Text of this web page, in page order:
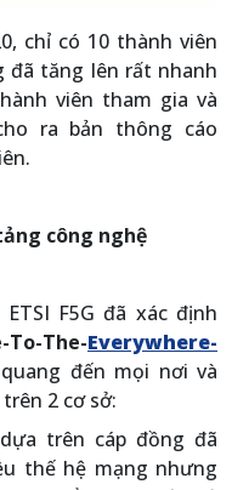
chỉ có 10 thành viên
đã tăng lên rất nhanh
viên tham gia và
ra bản thông cáo
công nghệ
F5G đã xác định
To-The-Everywhere-
quang đến mọi nơi và
2 cơ sở:
trên cáp đồng đã
thế hệ mạng nhưng